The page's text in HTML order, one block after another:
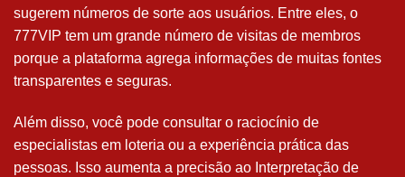
sugerem números de sorte aos usuários. Entre eles, o
777VIP tem um grande número de visitas de membros
porque a plataforma agrega informações de muitas fontes
transparentes e seguras.
Além disso, você pode consultar o raciocínio de
especialistas em loteria ou a experiência prática das
pessoas. Isso aumenta a precisão ao Interpretação de